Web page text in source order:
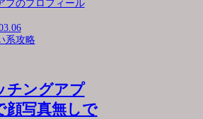
プのプロフィール
系攻略
チングアプ
顔写真無しで